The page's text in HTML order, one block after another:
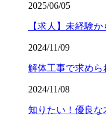
2025/06/05
【求人】未経験
2024/11/09
解体工事で求め
2024/11/08
知りたい！優良